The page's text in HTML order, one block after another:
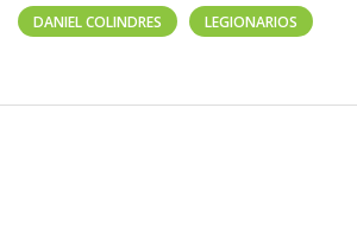
DANIEL COLINDRES LEGIONARIOS